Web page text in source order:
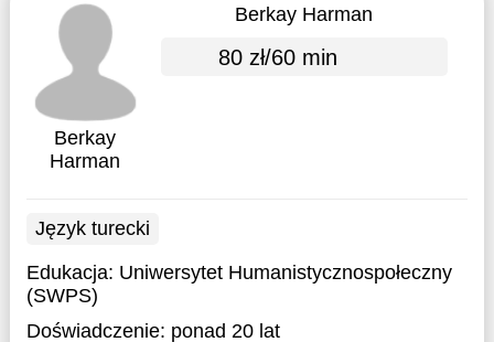
Berkay
Harman
Berkay Harman
80 zł/60 min
Język turecki
Edukacja: Uniwersytet Humanistycznospołeczny
(SWPS)
Doświadczenie: ponad 20 lat